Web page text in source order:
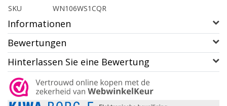
SKU WN106WS1CQR
Informationen
Bewertungen
Hinterlassen Sie eine Bewertung